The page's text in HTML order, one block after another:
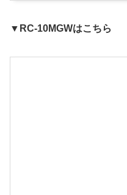
▼RC-10MGWはこちら